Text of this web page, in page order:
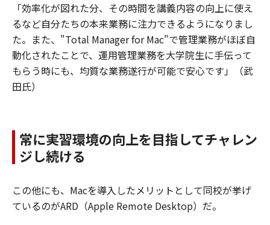
「効率化が図れた分、その時間を講義内容の向上に使え
るなど自分たちの本来業務に注力できるようになりまし
た。また、"Total Manager for Mac"で管理業務がほぼ自
動化されたことで、運用管理業務を大学院生に手伝って
もらう時にも、均質な業務遂行が可能で安心です」（武
田氏）
常に実習環境の向上を目指してチャレン
ジし続ける
この他にも、Macを導入したメリットとして同校が挙げ
ているのがARD（Apple Remote Desktop）だ。